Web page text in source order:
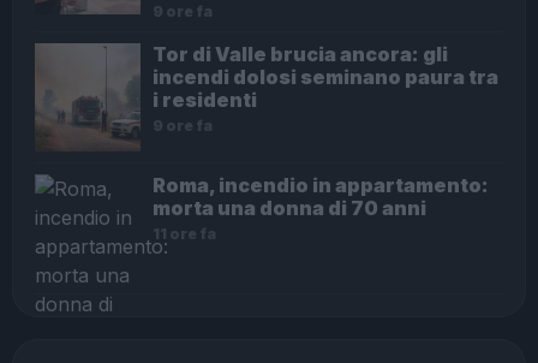
9 ore fa
Tor di Valle brucia ancora: gli
incendi dolosi seminano paura tra
i residenti
9 ore fa
Roma, incendio in appartamento:
morta una donna di 70 anni
11 ore fa